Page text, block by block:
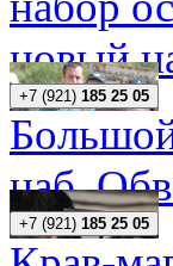
новый
+7 (921) 185 25 05
наб.
+7 (921) 185 25 05